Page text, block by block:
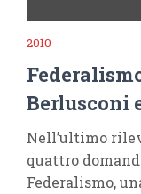
2010
Berlusconi
Nell’ultimo
quattro
Federalismo,